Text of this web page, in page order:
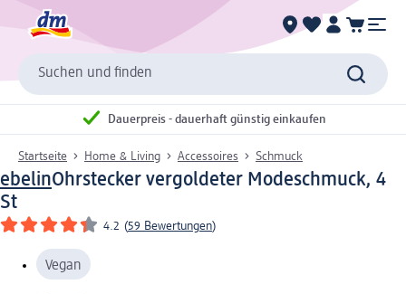
Suchen und finden
Dauerpreis - dauerhaft günstig einkaufen
Startseite Home & Living Accessoires Schmuck
ebelinOhrstecker vergoldeter Modeschmuck, 4
St
4.2 (59 Bewertungen)
Vegan